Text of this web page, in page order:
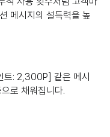
메시지의 설득력을 높
트: 2,300P] 같은 메시
로 채워집니다.